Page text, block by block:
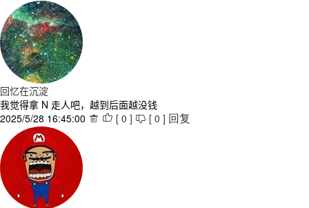
回忆在沉淀
我觉得拿 N 走人吧，越到后面越没钱
2025/5/28 16:45:00   [ 0 ]  [ 0 ] 回复